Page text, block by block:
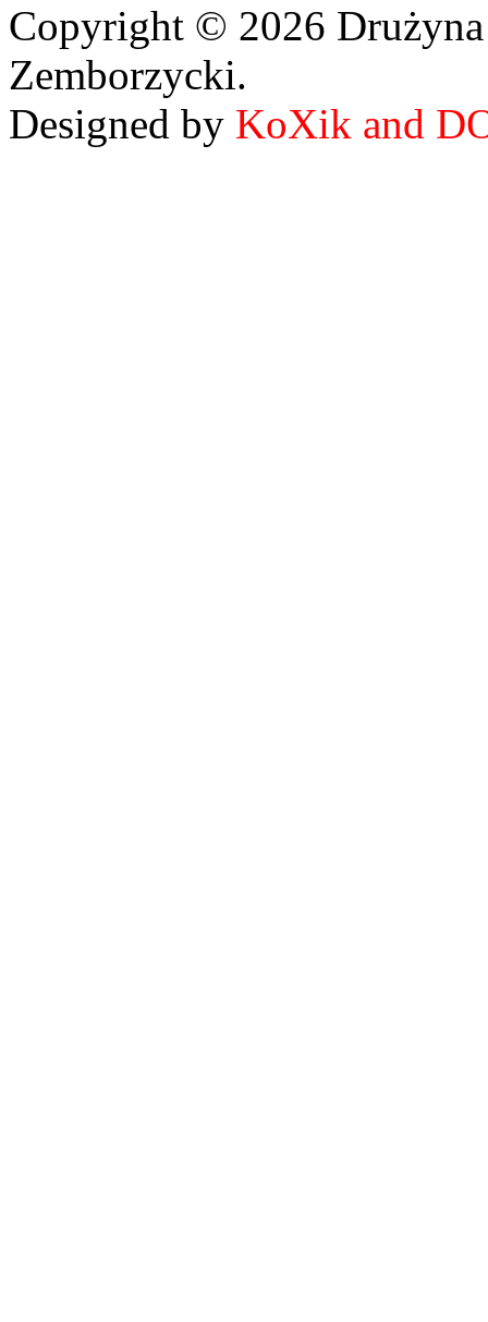
Copyright © 2026
Zemborzycki.
Designed by KoXik and